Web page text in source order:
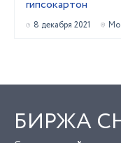
гипсокартон
8 декабря 2021
БИРЖА